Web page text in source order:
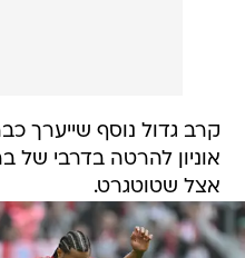
קרב גדול נוסף שייערך
אוניון להרטה בדרבי של
אצל שטוטגרט.